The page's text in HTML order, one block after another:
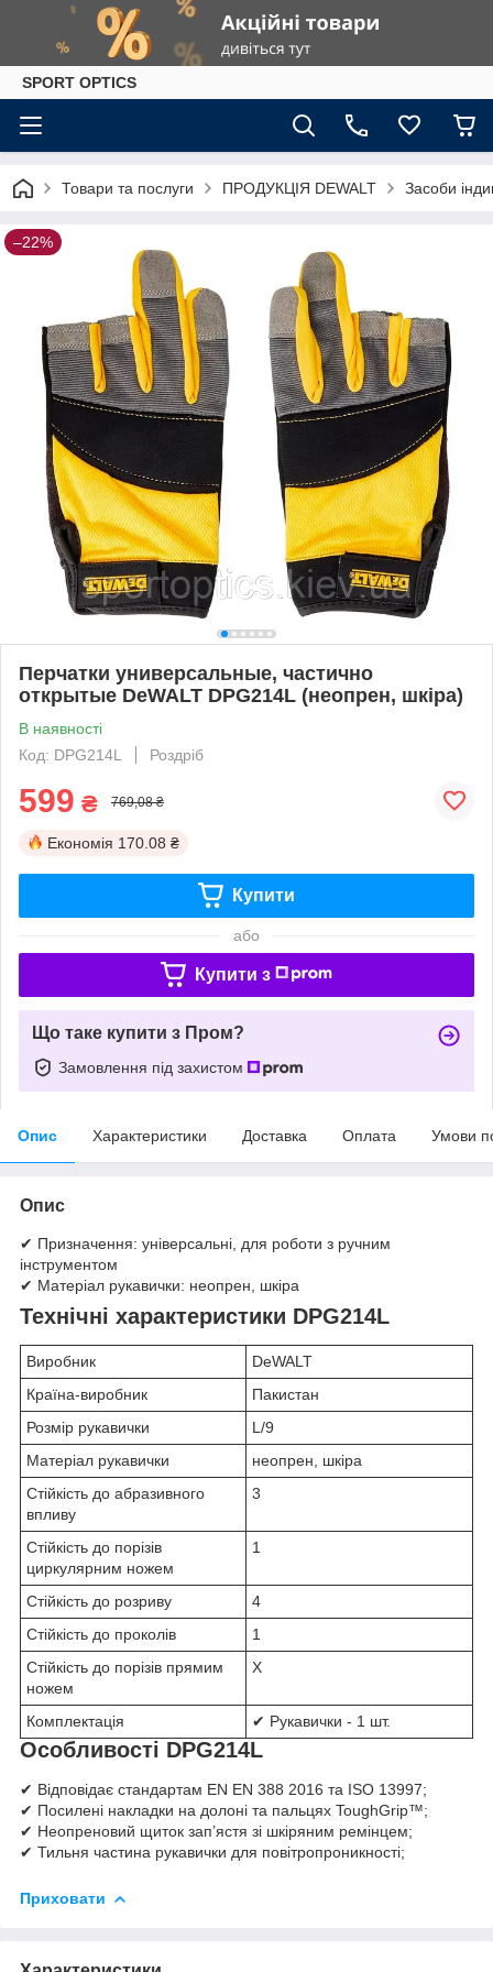
SPORT OPTICS
Товари та послуги ПРОДУКЦІЯ DEWALT Засоби
–22%
Перчатки универсальные, частично
открытые DeWALT DPG214L (неопрен, шкіра)
В наявності
Код: DPG214L
Роздріб
599 ₴ 769,08 ₴
Економія 170.08 ₴
Купити
або
Купити з
Що таке купити з Пром?
Замовлення під захистом
Опис Характеристики Доставка Оплата Умови
Опис
✔ Призначення: універсальні, для роботи з ручним
інструментом
✔ Матеріал рукавички: неопрен, шкіра
Технічні характеристики DPG214L
Виробник
DeWALT
Країна-виробник
Пакистан
Розмір рукавички
L/9
Матеріал рукавички
неопрен, шкіра
Стійкість до абразивного
впливу
3
Стійкість до порізів
циркулярним ножем
1
Стійкість до розриву
4
Стійкість до проколів
1
Стійкість до порізів прямим
ножем
Х
Комплектація ✔ Рукавички - 1 шт.
Особливості DPG214L
✔ Відповідає стандартам EN EN 388 2016 та ISO 13997;
✔ Посилені накладки на долоні та пальцях ToughGrip™;
✔ Неопреновий щиток зап’ястя зі шкіряним ремінцем;
✔ Тильня частина рукавички для повітропроникності;
Приховати